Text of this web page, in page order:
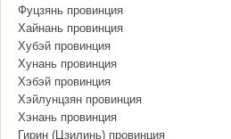
Фуцзянь провинция
Хайнань провинция
Хубэй провинция
Хунань провинция
Хэбэй провинция
Хэйлунцзян провинция
Хэнань провинция
Гирин (Цзилинь) провинция